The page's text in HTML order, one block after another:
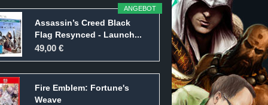
ANGEBOT
Assassin’s Creed Black
Flag Resynced - Launch...
49,00 €
Fire Emblem: Fortune's
Weave